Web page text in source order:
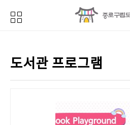
도서관 프로그램